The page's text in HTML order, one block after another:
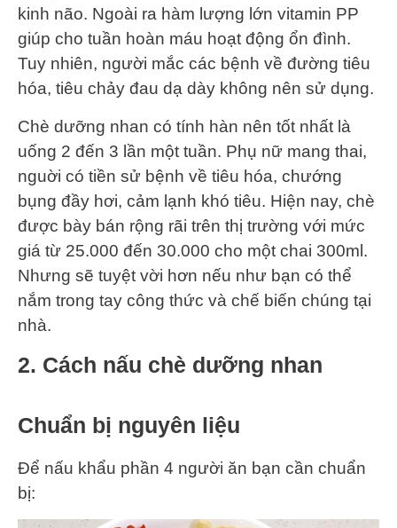
kinh não. Ngoài ra hàm lượng lớn vitamin PP
giúp cho tuần hoàn máu hoạt động ổn đình.
Tuy nhiên, người mắc các bệnh về đường tiêu
hóa, tiêu chảy đau dạ dày không nên sử dụng.
Chè dưỡng nhan có tính hàn nên tốt nhất là
uống 2 đến 3 lần một tuần. Phụ nữ mang thai,
nguời có tiền sử bệnh về tiêu hóa, chướng
bụng đầy hơi, cảm lạnh khó tiêu. Hiện nay, chè
được bày bán rộng rãi trên thị trường với mức
giá từ 25.000 đến 30.000 cho một chai 300ml.
Nhưng sẽ tuyệt vời hơn nếu như bạn có thể
nắm trong tay công thức và chế biến chúng tại
nhà.
2. Cách nấu chè dưỡng nhan
Chuẩn bị nguyên liệu
Để nấu khẩu phần 4 người ăn bạn cần chuẩn
bị: